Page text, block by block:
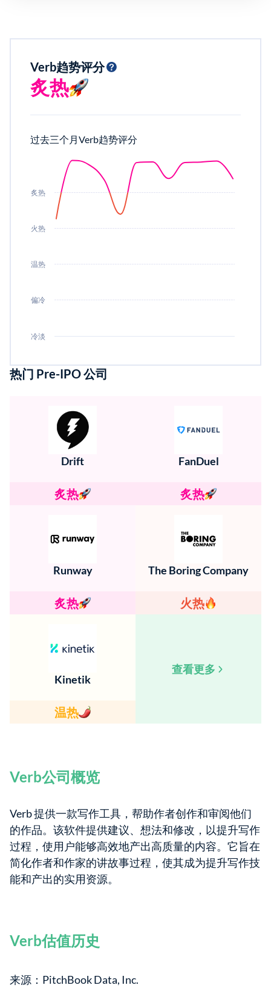
Verb趋势评分
炙热
过去三个月Verb趋势评分
冷淡
偏冷
温热
火热
炙热
热门 Pre-IPO 公司
Drift
炙热
FanDuel
炙热
Runway
炙热
The Boring Company
火热
Kinetik
温热
查看更多
Verb公司概览
Verb 提供一款写作工具，帮助作者创作和审阅他们
的作品。该软件提供建议、想法和修改，以提升写作
过程，使用户能够高效地产出高质量的内容。它旨在
简化作者和作家的讲故事过程，使其成为提升写作技
能和产出的实用资源。
Verb估值历史
来源：PitchBook Data, Inc.